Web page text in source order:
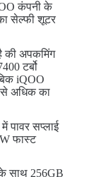
कंपनी के
सेल्फी शूटर
की अपकमिंग
टर्बो
iQOO
से अधिक का
पावर सप्लाई
फास्ट
साथ 256GB